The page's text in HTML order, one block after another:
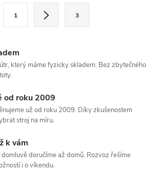
1 3
který máme fyzicky skladem. Bez zbytečného
od roku 2009
už od roku 2009. Díky zkušenostem
stroj na míru.
k vám
doručíme až domů. Rozvoz řešíme
i o víkendu.